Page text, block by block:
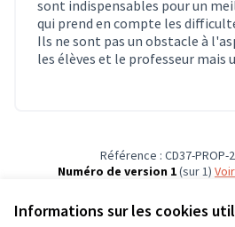
Informations sur les cookies
sont indispensables pour un
qui prend en compte les
Ils ne sont pas un obstacle à
les élèves et le professeur mais
Référence : CD37-PROP-
Numéro de version 1(sur 1)